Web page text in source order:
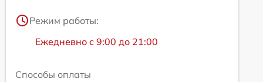
Режим работы:
Ежедневно с 9:00 до 21:00
Способы оплаты